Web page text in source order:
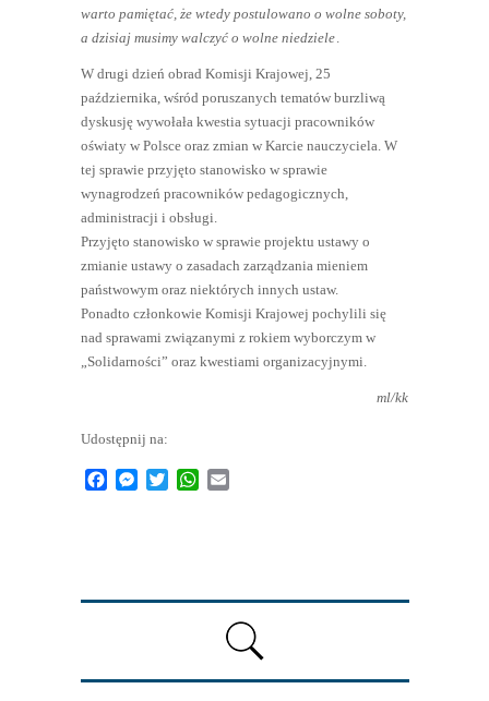
warto pamiętać, że wtedy postulowano o wolne soboty,
a dzisiaj musimy walczyć o wolne niedziele.
W drugi dzień obrad Komisji Krajowej, 25
października, wśród poruszanych tematów burzliwą
dyskusję wywołała kwestia sytuacji pracowników
oświaty w Polsce oraz zmian w Karcie nauczyciela. W
tej sprawie przyjęto stanowisko w sprawie
wynagrodzeń pracowników pedagogicznych,
administracji i obsługi.
Przyjęto stanowisko w sprawie projektu ustawy o
zmianie ustawy o zasadach zarządzania mieniem
państwowym oraz niektórych innych ustaw.
Ponadto członkowie Komisji Krajowej pochylili się
nad sprawami związanymi z rokiem wyborczym w
„Solidarności” oraz kwestiami organizacyjnymi.
ml/kk
Udostępnij na:
FacebookMessenger
TwitterWhatsApp